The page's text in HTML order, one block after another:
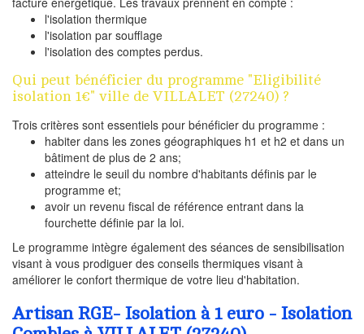
l'isolation thermique
l'isolation par soufflage
l'isolation des comptes perdus.
Qui peut bénéficier du programme "Eligibilité
isolation 1€" ville de VILLALET (27240) ?
Trois critères sont essentiels pour bénéficier du programme :
habiter dans les zones géographiques h1 et h2 et dans un
bâtiment de plus de 2 ans;
atteindre le seuil du nombre d'habitants définis par le
programme et;
avoir un revenu fiscal de référence entrant dans la
fourchette définie par la loi.
Le programme intègre également des séances de sensibilisation
visant à vous prodiguer des conseils thermiques visant à
améliorer le confort thermique de votre lieu d'habitation.
Artisan RGE- Isolation à 1 euro - Isolation